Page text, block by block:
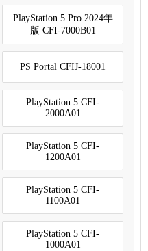
PlayStation 5 Pro 2024年
版 CFI-7000B01
PS Portal CFIJ-18001
PlayStation 5 CFI-
2000A01
PlayStation 5 CFI-
1200A01
PlayStation 5 CFI-
1100A01
PlayStation 5 CFI-
1000A01